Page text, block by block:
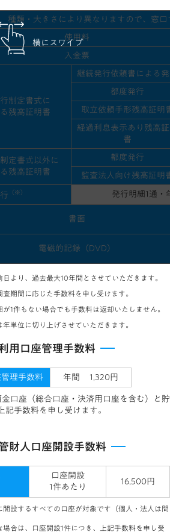
種類・大きさにより異なりますので、窓口
使用料
入金票
制定書式に
る残高証明書
継続発行依頼書による発
都度発行
取立依頼手形残高証明書
経過利息表示あり残高証
書
定書式以外に
る残高証明書
都度発行
監査法人向け残高証明書
（※） 発行明細1通・
書面
電磁的記録（DVD）
横にスワイプ
より、過去最大10年間とさせていただきます。
期間に応じた手数料を申し受けます。
1件もない場合でも手数料は返却いたしません。
単位に切り上げさせていただきます。
用口座管理手数料
理手数料 年間 1,320円
口座（総合口座・決済用口座を含む）と貯
記手数料を申し受けます。
財人口座開設手数料
口座開設
1件あたり
16,500円
設するすべての口座が対象です（個人・法人は問
合は、口座開設1件につき、上記手数料を申し受